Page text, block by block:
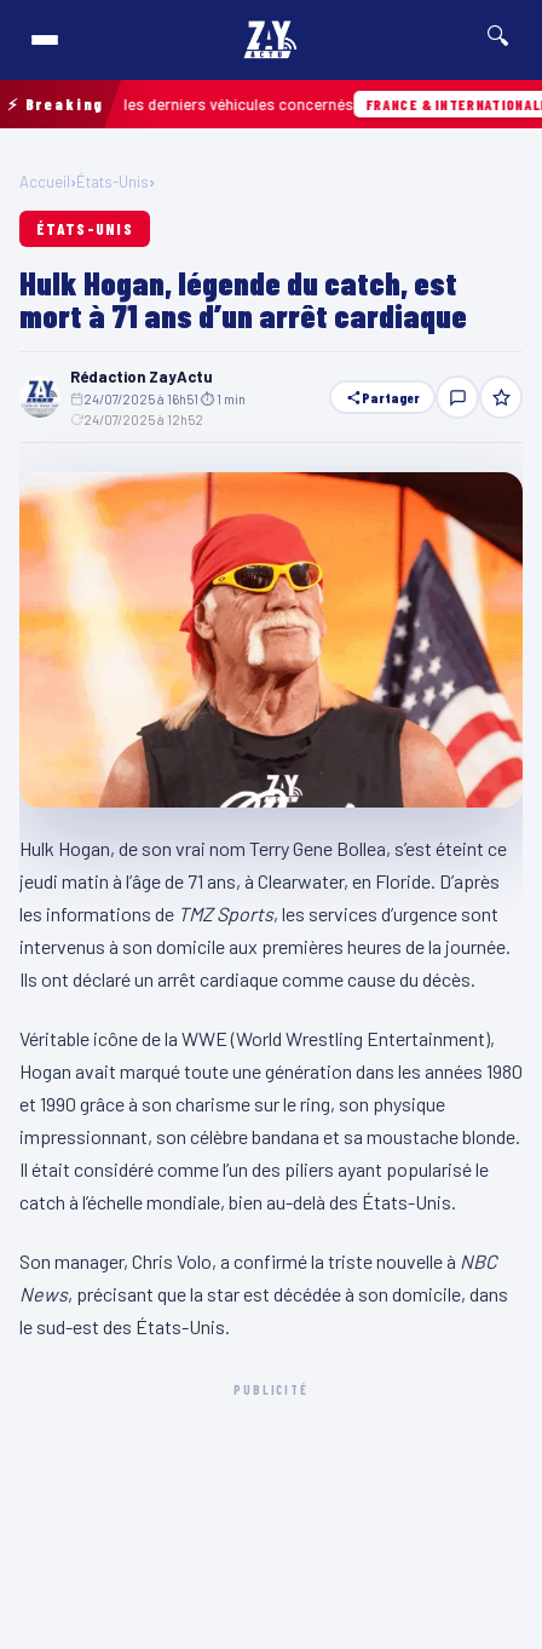
🔍
⚡ Breakingles derniers véhicules concernés FRANCE & INTERNATIONALE
Accueil›États-Unis›
ÉTATS-UNIS
Hulk Hogan, légende du catch, est
mort à 71 ans d’un arrêt cardiaque
Rédaction ZayActu
24/07/2025 à 16h51 ⏱ 1 min
24/07/2025 à 12h52
Partager
Hulk Hogan, de son vrai nom Terry Gene Bollea, s’est éteint ce
jeudi matin à l’âge de 71 ans, à Clearwater, en Floride. D’après
les informations de TMZ Sports, les services d’urgence sont
intervenus à son domicile aux premières heures de la journée.
Ils ont déclaré un arrêt cardiaque comme cause du décès.
Véritable icône de la WWE (World Wrestling Entertainment),
Hogan avait marqué toute une génération dans les années 1980
et 1990 grâce à son charisme sur le ring, son physique
impressionnant, son célèbre bandana et sa moustache blonde.
Il était considéré comme l’un des piliers ayant popularisé le
catch à l’échelle mondiale, bien au-delà des États-Unis.
Son manager, Chris Volo, a confirmé la triste nouvelle à NBC
News, précisant que la star est décédée à son domicile, dans
le sud-est des États-Unis.
PUBLICITÉ